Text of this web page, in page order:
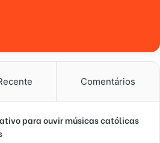
Comentários
para ouvir músicas católicas